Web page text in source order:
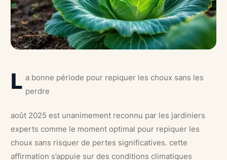
L a bonne période pour repiquer les choux sans les
perdre
août 2025 est unanimement reconnu par les jardiniers
experts comme le moment optimal pour repiquer les
choux sans risquer de pertes significatives. cette
affirmation s’appuie sur des conditions climatiques